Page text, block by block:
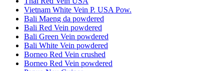
Vietnam White Vein P. USA Pow.
Bali Maeng da powdered
Bali Red Vein powdered
Bali Green Vein powdered
Bali White Vein powdered
Borneo Red Vein crushed
Borneo Red Vein powdered